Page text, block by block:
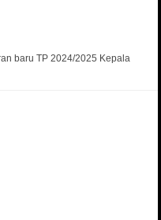
baru TP 2024/2025 Kepala